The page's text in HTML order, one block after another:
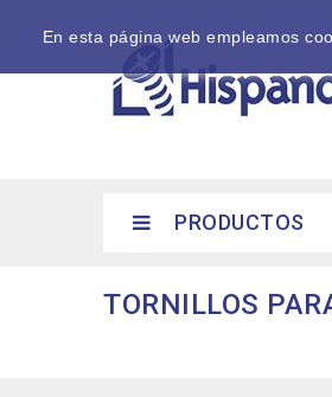
PRODUCTOS
TORNILLOS
En esta página web empleamos